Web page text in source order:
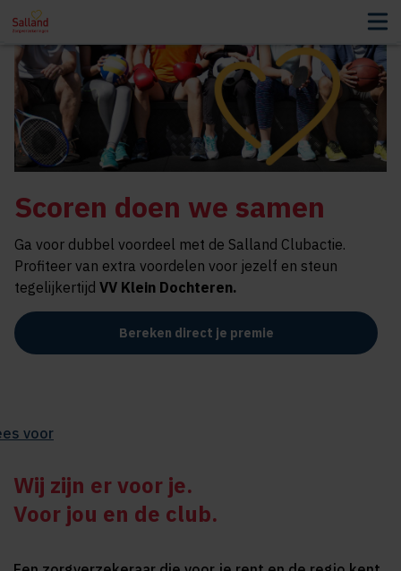
Scoren doen we samen
Ga voor dubbel voordeel met de Salland Clubactie.
Profiteer van extra voordelen voor jezelf en steun
tegelijkertijd VV Klein Dochteren.
Bereken direct je premie
voor
Wij zijn er voor je.
Voor jou en de club.